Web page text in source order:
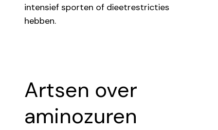
intensief sporten of dieetrestricties
hebben.
Artsen over
aminozuren